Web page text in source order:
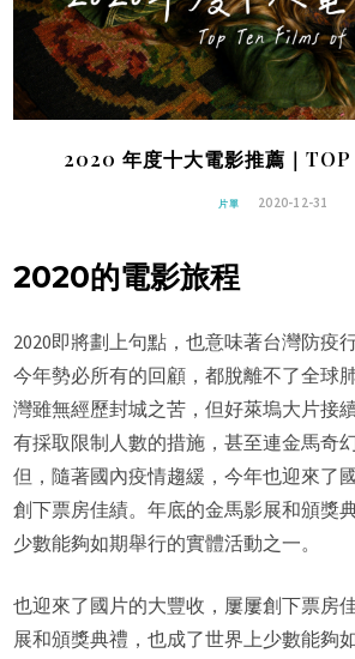
2020 年度十大電影推薦｜
片單 2020-12-31
2020的電影旅程
2020即將劃上句點，也意味著台灣防疫
今年勢必所有的回顧，都脫離不了全球
灣雖無經歷封城之苦，但好萊塢大片接
有採取限制人數的措施，甚至連金馬奇
但，隨著國內疫情趨緩，今年也迎來了
創下票房佳績。年底的金馬影展和頒獎
少數能夠如期舉行的實體活動之一。
也迎來了國片的大豐收，屢屢創下票房
展和頒獎典禮，也成了世界上少數能夠